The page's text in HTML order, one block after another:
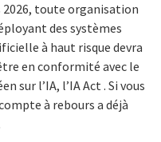
2026, toute organisation
des systèmes
à haut risque devra
en conformité avec le
sur l’IA, l’IA Act . Si vous
à rebours a déjà